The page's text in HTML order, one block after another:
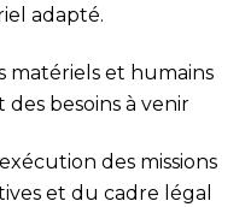
adapté.
matériels et humains
besoins à venir
des missions
et du cadre légal